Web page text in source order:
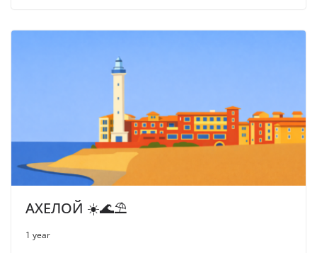
АХЕЛОЙ ☀️🌊⛱
1 year